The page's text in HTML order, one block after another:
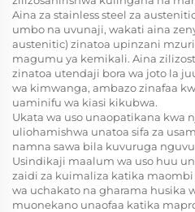
Aina za stainless steel za
umbo na uvunaji, wakati aina
austenitic) zinatoa upinzani
magumu ya kemikali. Aina
zinatoa utendaji bora wa joto la
wa kimwanga, ambazo zinafaa
uaminifu wa kiasi kikubwa.
Ukata wa uso unaopatikana kwa
uliohamishwa unatoa sifa za
namna sawa bila kuvuruga
Usindikaji maalum wa uso huu
zaidi za kuimaliza katika
wa uchakato na gharama husika
muonekano unaofaa katika